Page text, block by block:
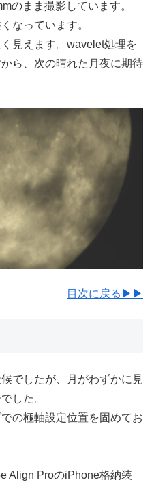
のまま撮影しています。
なっています。
見えます。wavelet処理を
ら、次の晴れた月夜に期待
目次に戻る▶▶
でしたが、月がわずかに見
した。
の極軸設定位置を固めてお
Align ProのiPhone格納装